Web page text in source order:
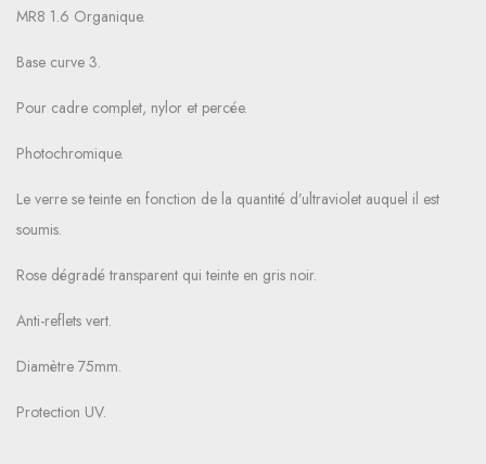
MR8 1.6 Organique.
Base curve 3.
Pour cadre complet, nylor et percée.
Photochromique.
Le verre se teinte en fonction de la quantité d’ultraviolet auquel il est
soumis.
Rose dégradé transparent qui teinte en gris noir.
Anti-reflets vert.
Diamètre 75mm.
Protection UV.